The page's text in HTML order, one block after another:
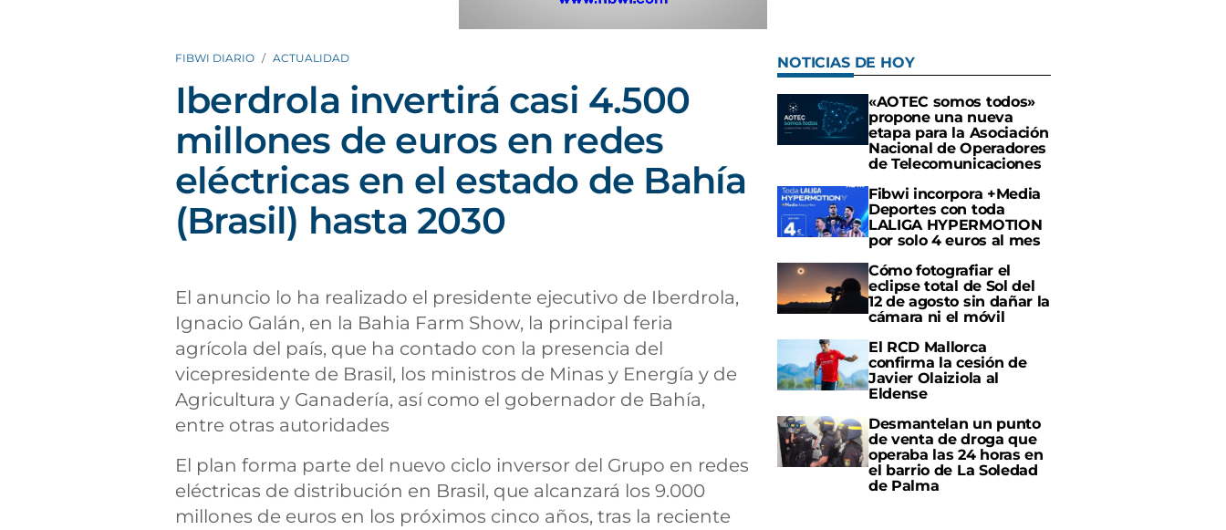
FIBWI DIARIO ACTUALIDAD
Iberdrola invertirá casi 4.500
millones de euros en redes
eléctricas en el estado de Bahía
(Brasil) hasta 2030
El anuncio lo ha realizado el presidente ejecutivo de Iberdrola,
Ignacio Galán, en la Bahia Farm Show, la principal feria
agrícola del país, que ha contado con la presencia del
vicepresidente de Brasil, los ministros de Minas y Energía y de
Agricultura y Ganadería, así como el gobernador de Bahía,
entre otras autoridades
El plan forma parte del nuevo ciclo inversor del Grupo en redes
eléctricas de distribución en Brasil, que alcanzará los 9.000
millones de euros en los próximos cinco años, tras la reciente
NOTICIAS DE HOY
«AOTEC somos todos»
propone una nueva
etapa para la Asociación
Nacional de Operadores
de Telecomunicaciones
Fibwi incorpora +Media
Deportes con toda
LALIGA HYPERMOTION
por solo 4 euros al mes
Cómo fotografiar el
eclipse total de Sol del
12 de agosto sin dañar la
cámara ni el móvil
El RCD Mallorca
confirma la cesión de
Javier Olaiziola al
Eldense
Desmantelan un punto
de venta de droga que
operaba las 24 horas en
el barrio de La Soledad
de Palma